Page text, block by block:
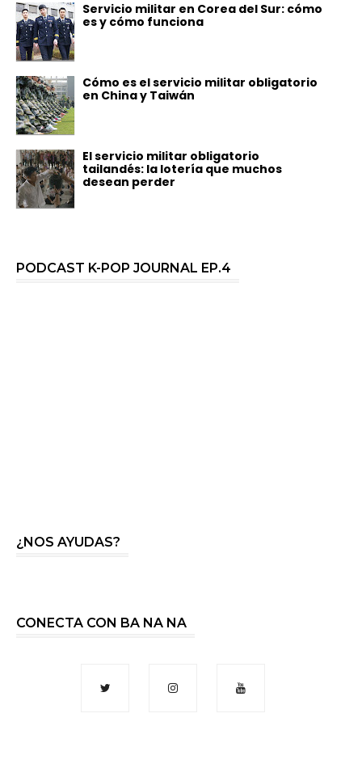
Servicio militar en Corea del Sur: cómo
es y cómo funciona
Cómo es el servicio militar obligatorio
en China y Taiwán
El servicio militar obligatorio
tailandés: la lotería que muchos
desean perder
PODCAST K-POP JOURNAL EP.4
¿NOS AYUDAS?
CONECTA CON BA NA NA